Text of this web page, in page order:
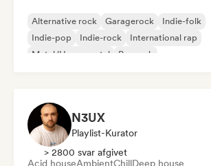
Alternative rock Garagerock
Indie-folk
Indie-pop
Indie-rock
International rap
Metal/Heavy metal
Poprock
N3UX
Playlist-Kurator
> 2800 svar afgivet
Acid houseAmbientChillDeep house